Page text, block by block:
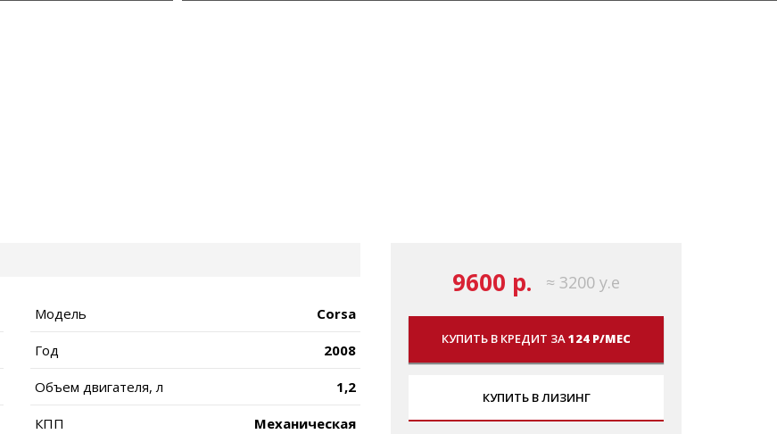
Модель Corsa
Год 2008
Объем двигателя, л 1,2
КПП Механическая
9600 р. ≈ 3200 у.е
КУПИТЬ В КРЕДИТ ЗА124 Р/МЕС
КУПИТЬ В ЛИЗИНГ